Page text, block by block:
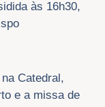
às 16h30,
Catedral,
e a missa de